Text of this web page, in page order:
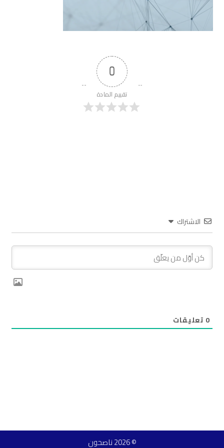
0
تقييم المادة
الاشتراك
0 تعليقات
© 2026 ناصحون